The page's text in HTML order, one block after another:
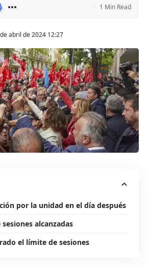
abril de 2024 12:27
1 Min Read
por la unidad en el día después
alcanzadas
el límite de sesiones